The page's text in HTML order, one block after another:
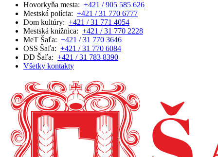
Hovorkyňa mesta: +421 / 905 585 626
Mestská polícia: +421 / 31 770 6777
Dom kultúry: +421 / 31 771 4054
Mestská knižnica: +421 / 31 770 2228
MeT Šaľa: +421 / 31 770 3646
OSS Šaľa: +421 / 31 770 6084
DD Šaľa: +421 / 31 783 8390
Všetky kontakty